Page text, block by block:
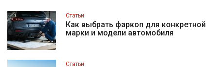
Статьи
Как выбрать фаркоп для конкретной
марки и модели автомобиля
Статьи